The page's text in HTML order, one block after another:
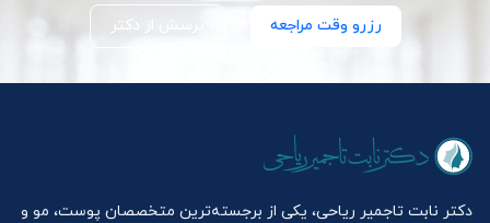
رزرو وقت مراجعه پرسش از دکتر
دکتر نابت تاجمیر ریاحی، یکی از برجسته‌ترین متخصصان پوست، مو و